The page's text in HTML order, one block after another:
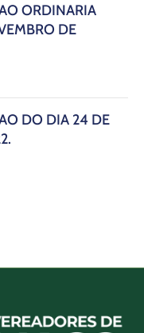
ORDINÁRIA
DE
DO DIA 24 DE